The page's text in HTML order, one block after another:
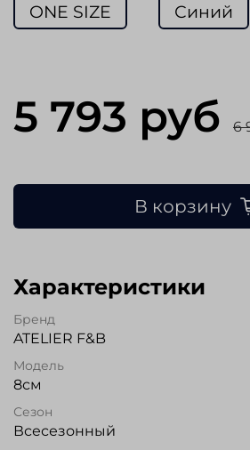
ONE SIZE Синий
5 793 руб 6
В корзину
Характеристики
Бренд
ATELIER F&B
Модель
8см
Сезон
Всесезонный